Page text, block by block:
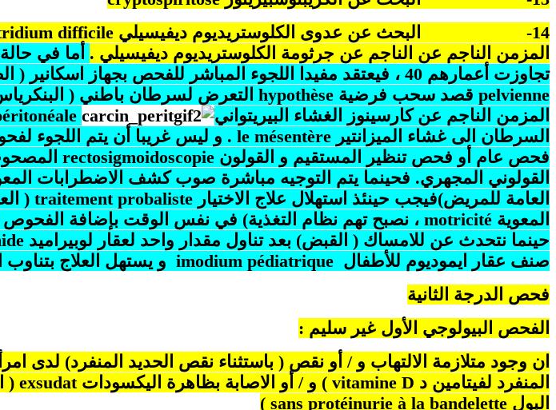
14-
البحث عن عدوى الكلوستريديوم ديفيسيلي difficile
المزمن الناجم عن الناجم عن جرثومة الكلوستريديوم ديفيسيلي . أما في
تجاوزت أعمارهم 40 ، فيعتقد مفيدا اللجوء المباشر للفحص بجهاز اسكانير ( الصدر و البطن و الحوض)
pelvienne قصد سحب فرضية hypothèse التعرض لسرطان باطني (
المزمن الناجم عن كارسينوز الغشاء البيريتواني
السرطان الى غشاء الميزانتير le mésentère . و ليس غريبا أن يتم اللجوء
فحص عام أو فحص تنظير المستقيم و القولون rectosigmoidoscopie
القولوني المجهري. فحينما يتم التوجيه مباشرة صوب كشف الاضطرابات
العامة للمريض)فيجب حينئذ استهلال علاج الاختيار traitement probaliste
(
المعوية motricité ، نصبح تهم نظام التغذية) في نفس الوقت بإضافة الفحوص
حينما نتحدث عن للامساك ( القبض) بعد تناول مقدار واحد لعقار لوبيراميد 2
صنف عقار ايموديوم للأطفال imodium pédiatrique و يستهل العلاج بتناوب املل من
فحص الدرجة الثانية
الفحص البيولوجي الأول غير سليم :
ان وجود متلازمة الالتهاب و / أو نقص ( باستثناء نقص الحديد المنفرد) لدى
المنفرد لفيتامين د
vitamine D ) و / أو الاصابة بظاهرة اليكسودات exsudat
(
البول
sans protéinurie à la bandelette
)